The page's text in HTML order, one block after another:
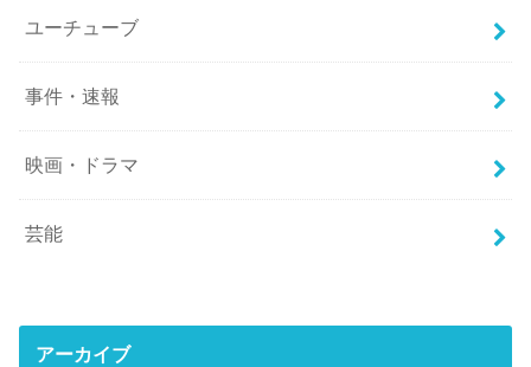
ユーチューブ
事件・速報
映画・ドラマ
芸能
アーカイブ